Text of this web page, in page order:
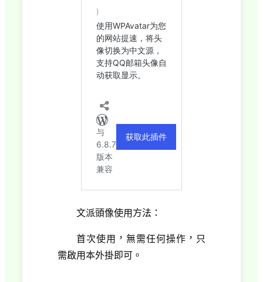
文派頭像使用方法：
首次使用，無需任何操作，只
需啟用本外掛即可。